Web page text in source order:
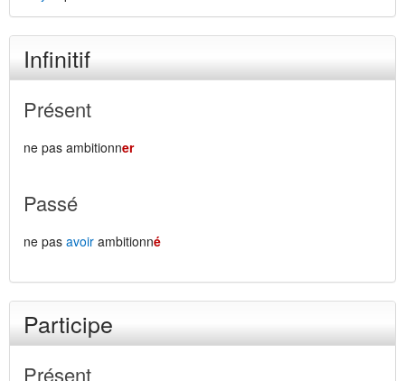
Infinitif
Présent
ne pas ambitionner
Passé
ne pas avoir ambitionné
Participe
Présent